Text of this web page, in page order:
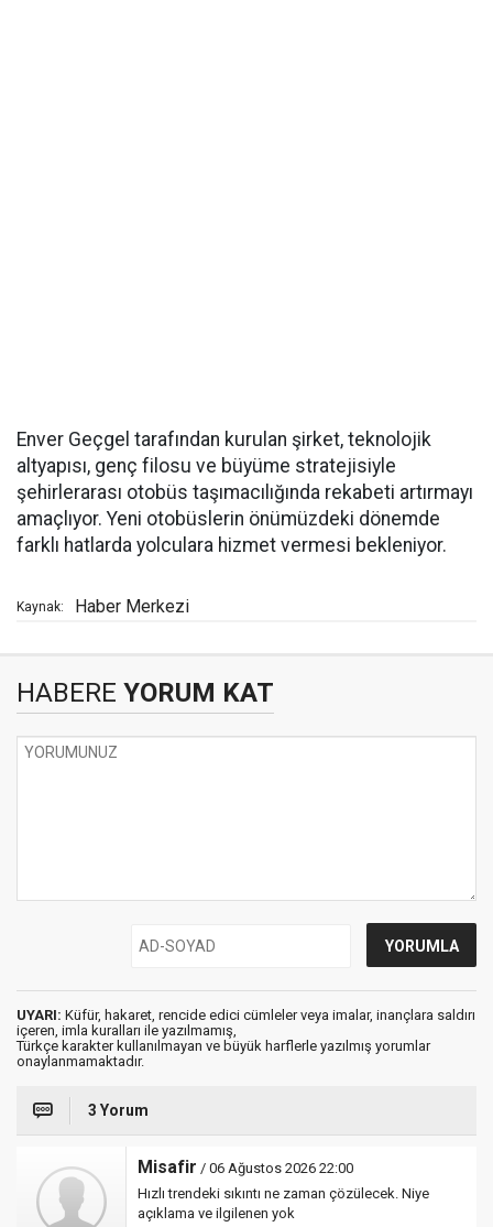
Enver Geçgel tarafından kurulan şirket, teknolojik
altyapısı, genç filosu ve büyüme stratejisiyle
şehirlerarası otobüs taşımacılığında rekabeti artırmayı
amaçlıyor. Yeni otobüslerin önümüzdeki dönemde
farklı hatlarda yolculara hizmet vermesi bekleniyor.
Kaynak: Haber Merkezi
HABERE YORUM KAT
UYARI: Küfür, hakaret, rencide edici cümleler veya imalar, inançlara saldırı
içeren, imla kuralları ile yazılmamış,
Türkçe karakter kullanılmayan ve büyük harflerle yazılmış yorumlar
onaylanmamaktadır.
3 Yorum
Misafir / 06 Ağustos 2026 22:00
Hızlı trendeki sıkıntı ne zaman çözülecek. Niye
açıklama ve ilgilenen yok